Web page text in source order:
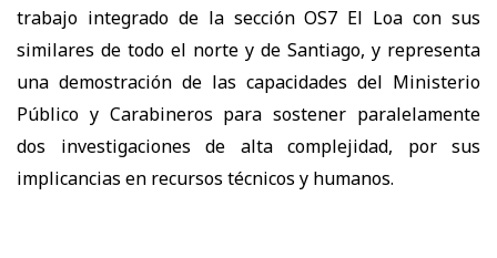
trabajo integrado de la sección OS7 El Loa con sus
similares de todo el norte y de Santiago, y representa
una demostración de las capacidades del Ministerio
Público y Carabineros para sostener paralelamente
dos investigaciones de alta complejidad, por sus
implicancias en recursos técnicos y humanos.